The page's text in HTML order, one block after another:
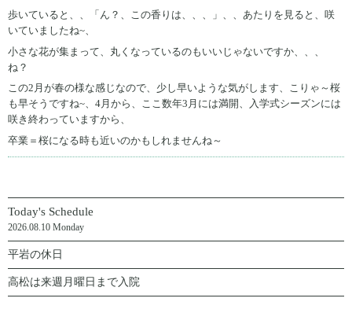
歩いていると、、「ん？、この香りは、、、」、、あたりを見ると、咲
いていましたね~、
小さな花が集まって、丸くなっているのもいいじゃないですか、、、
ね？
この2月が春の様な感じなので、少し早いような気がします、こりゃ～桜
も早そうですね~、4月から、ここ数年3月には満開、入学式シーズンには
咲き終わっていますから、
卒業＝桜になる時も近いのかもしれませんね～
Today's Schedule
2026.08.10 Monday
平岩の休日
高松は来週月曜日まで入院